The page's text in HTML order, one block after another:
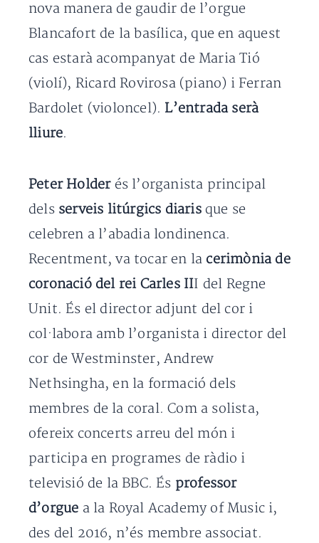
nova manera de gaudir de l’orgue
Blancafort de la basílica, que en aquest
cas estarà acompanyat de Maria Tió
(violí), Ricard Rovirosa (piano) i Ferran
Bardolet (violoncel). L’entrada serà
lliure.
Peter Holderés l’organista principal
dels serveis litúrgics diarisque se
celebren a l’abadia londinenca.
Recentment, va tocar en la cerimònia de
coronació del rei Carles III del Regne
Unit. És el director adjunt del cor i
col·labora amb l’organista i director del
cor de Westminster, Andrew
Nethsingha, en la formació dels
membres de la coral. Com a solista,
ofereix concerts arreu del món i
participa en programes de ràdio i
televisió de la BBC. És professor
d’orgue a la Royal Academy of Music i,
des del 2016, n’és membre associat.